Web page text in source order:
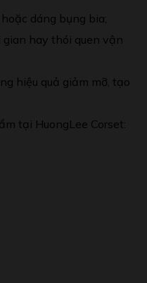
dáng bụng bia;
gian hay thói quen vận
hiệu quả giảm mỡ, tạo
tại HuongLee Corset: